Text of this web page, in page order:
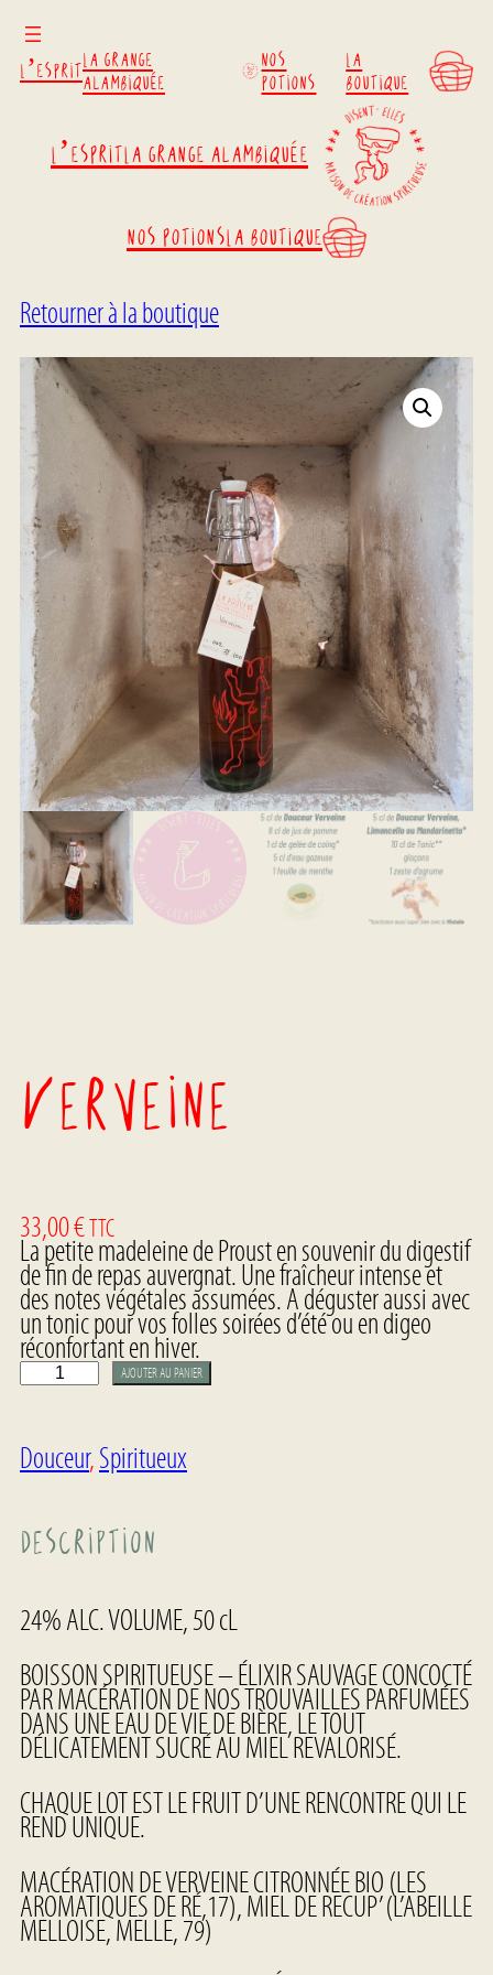
L’espritLa grange
alambiquée
Nos
potions
La
boutique
L’espritLa grange alambiquée
Nos potionsLa boutique
Retourner à la boutique
Verveine
33,00€TTC
La petite madeleine de Proust en souvenir du digestif
de fin de repas auvergnat. Une fraîcheur intense et
des notes végétales assumées. A déguster aussi avec
un tonic pour vos folles soirées d’été ou en digeo
réconfortant en hiver.
q
u
n
t
é
V
e
r
v
e
i
n
e
AJOUTER AU PANIER
Douceur, Spiritueux
Description
24% ALC. VOLUME, 50 cL
BOISSON SPIRITUEUSE – ÉLIXIR SAUVAGE CONCOCTÉ
PAR MACÉRATION DE NOS TROUVAILLES PARFUMÉES
DANS UNE EAU DE VIE DE BIÈRE, LE TOUT
DÉLICATEMENT SUCRÉ AU MIEL REVALORISÉ.
CHAQUE LOT EST LE FRUIT D’UNE RENCONTRE QUI LE
REND UNIQUE.
MACÉRATION DE VERVEINE CITRONNÉE BIO (LES
AROMATIQUES DE RÉ,17), MIEL DE RECUP’ (L’ABEILLE
MELLOISE, MELLE, 79)